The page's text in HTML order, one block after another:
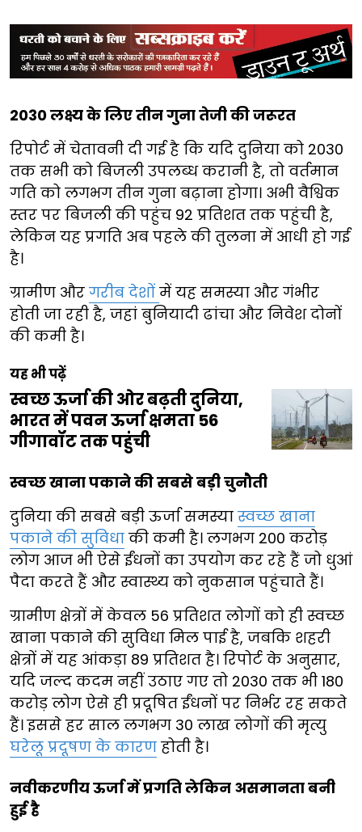
2030 लक्ष्य के लिए तीन गुना तेजी की जरूरत
रिपोर्ट में चेतावनी दी गई है कि यदि दुनिया को 2030
तक सभी को बिजली उपलब्ध करानी है, तो वर्तमान
गति को लगभग तीन गुना बढ़ाना होगा। अभी वैश्विक
स्तर पर बिजली की पहुंच 92 प्रतिशत तक पहुंची है,
लेकिन यह प्रगति अब पहले की तुलना में आधी हो गई
है।
ग्रामीण और गरीब देशों में यह समस्या और गंभीर
होती जा रही है, जहां बुनियादी ढांचा और निवेश दोनों
की कमी है।
यह भी पढ़ें
स्वच्छ ऊर्जा की ओर बढ़ती दुनिया,
भारत में पवन ऊर्जा क्षमता 56
गीगावॉट तक पहुंची
स्वच्छ खाना पकाने की सबसे बड़ी चुनौती
दुनिया की सबसे बड़ी ऊर्जा समस्या स्वच्छ खाना
पकाने की सुविधा की कमी है। लगभग 200 करोड़
लोग आज भी ऐसे ईंधनों का उपयोग कर रहे हैं जो धुआं
पैदा करते हैं और स्वास्थ्य को नुकसान पहुंचाते हैं।
ग्रामीण क्षेत्रों में केवल 56 प्रतिशत लोगों को ही स्वच्छ
खाना पकाने की सुविधा मिल पाई है, जबकि शहरी
क्षेत्रों में यह आंकड़ा 89 प्रतिशत है। रिपोर्ट के अनुसार,
यदि जल्द कदम नहीं उठाए गए तो 2030 तक भी 180
करोड़ लोग ऐसे ही प्रदूषित ईंधनों पर निर्भर रह सकते
हैं। इससे हर साल लगभग 30 लाख लोगों की मृत्यु
घरेलू प्रदूषण के कारण होती है।
नवीकरणीय ऊर्जा में प्रगति लेकिन असमानता बनी
हुई है